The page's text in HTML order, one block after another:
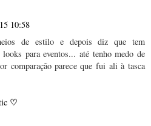
10:58
de estilo e depois diz que tem
para eventos... até tenho medo de
comparação parece que fui ali à tasca
♡